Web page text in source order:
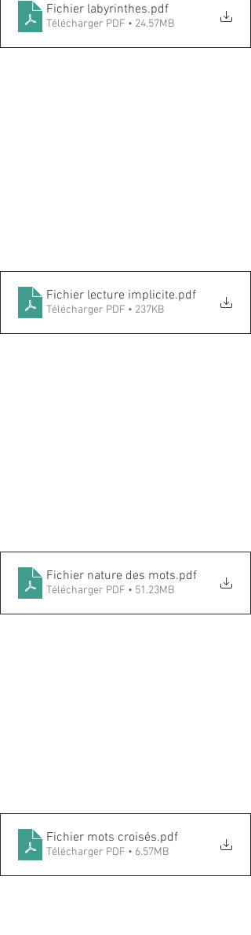
Fichier labyrinthes.pdf
Télécharger PDF • 24.57MB
Fichier lecture implicite.pdf
Télécharger PDF • 237KB
Fichier nature des mots.pdf
Télécharger PDF • 51.23MB
Fichier mots croisés.pdf
Télécharger PDF • 6.57MB